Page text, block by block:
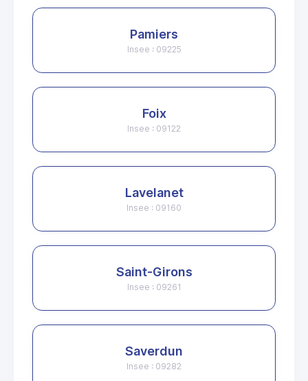
Pamiers
Insee : 09225
Foix
Insee : 09122
Lavelanet
Insee : 09160
Saint-Girons
Insee : 09261
Saverdun
Insee : 09282